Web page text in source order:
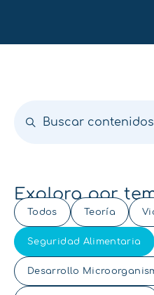
Explora por
Todos Teoría
Seguridad Alimentaria
Desarrollo